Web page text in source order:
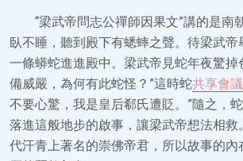
“梁武帝問志公禪師因果文”講的是南
臥不睡，聽到殿下有蟋蟀之聲。待梁武帝
一條蟒蛇進進殿中。梁武帝見蛇年夜驚掉
備威嚴，為何有此蛇怪？”這時蛇共享會
不要心驚，我是皇后郗氏遭貶。”隨之，
落進這般地步的啟事，讓梁武帝想法相救
代汗青上著名的崇佛帝君，所以故事的內